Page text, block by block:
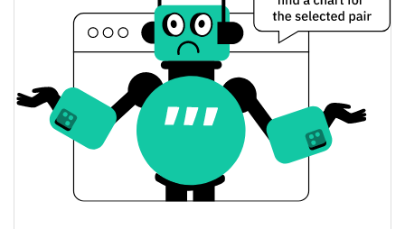
Abertura / Fecho de
$0.000046304129 /
$0.000046316509
A mudança de ontem
Volume de ontem $110.16501
Histórico do preço do Based SPX6900